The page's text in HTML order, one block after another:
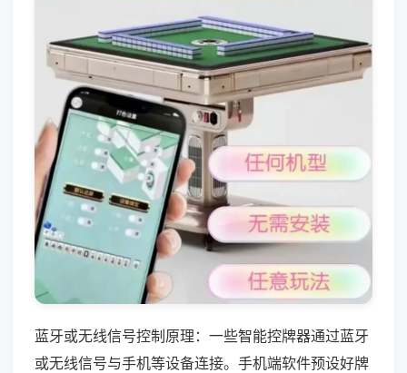
蓝牙或无线信号控制原理：一些智能控牌器通过蓝牙
或无线信号与手机等设备连接。手机端软件预设好牌